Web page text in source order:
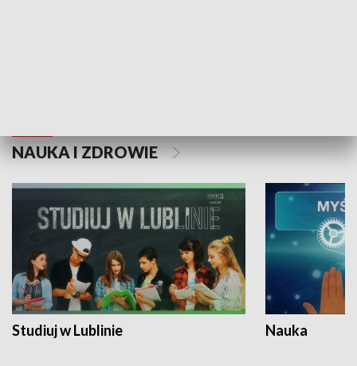
NAUKA I ZDROWIE
Studiuj w Lublinie Nauka